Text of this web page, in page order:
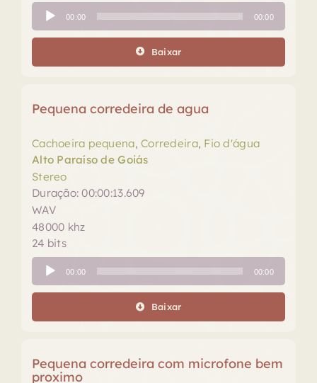
Tocador
de
áudio
00:00 00:00
Baixar
Pequena corredeira de agua
Cachoeira pequena,Corredeira, Fio d'água
Alto Paraíso de Goiás
Stereo
Duração: 00:00:13.609
WAV
48000 khz
24 bits
Tocador
de
áudio
00:00 00:00
Baixar
Pequena corredeira com microfone bem
proximo